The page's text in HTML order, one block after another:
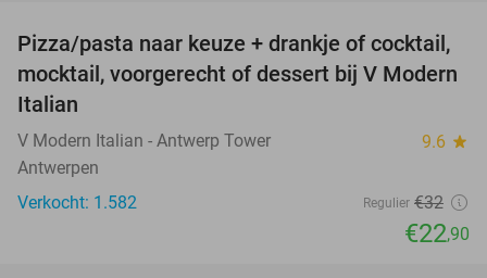
28%
Pizza/pasta naar keuze + drankje of cocktail,
mocktail, voorgerecht of dessert bij V Modern
Italian
V Modern Italian - Antwerp Tower 9.6 star
Antwerpen
Verkocht: 1.582
Regulier €32
€22,90